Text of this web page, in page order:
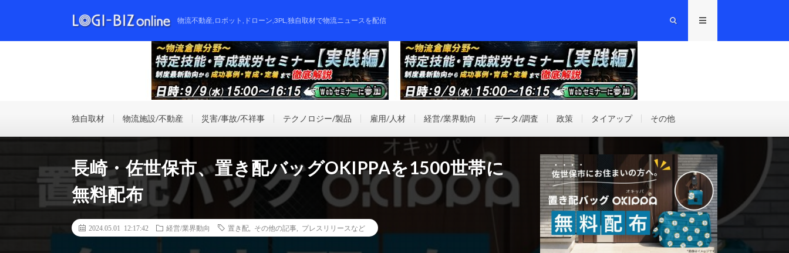
物流不動産,ロボット,ドローン,3PL,独自取材で物流ニュースを配信
独自取材 物流施設/不動産 災害/事故/不祥事 テクノロジー/製品 雇用/人材 経営/業界動向 データ/調査 政策 タイアップ その他
長崎・佐世保市、置き配バッグOKIPPAを1500世帯に
無料配布
2024.05.01 12:17:42 経営/業界動向 置き配 その他の記事 プレスリリースなど